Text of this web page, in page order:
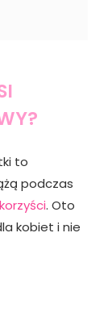
to
podczas
korzyści. Oto
kobiet i nie